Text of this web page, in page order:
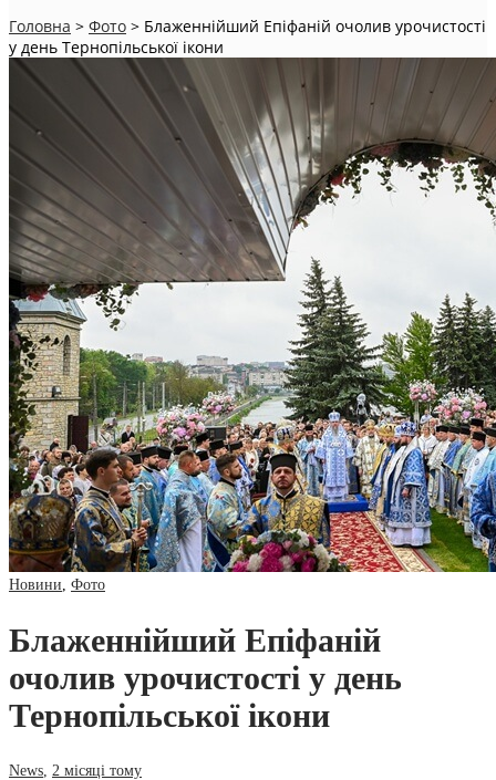
Головна > Фото > Блаженнійший Епіфаній очолив урочистості
у день Тернопільської ікони
Новини Фото
Блаженнійший Епіфаній
очолив урочистості у день
Тернопільської ікони
News 2 місяці тому